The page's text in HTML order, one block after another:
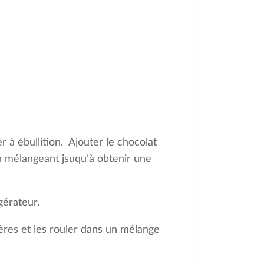
à ébullition. Ajouter le chocolat
jsuqu’à obtenir une
et les rouler dans un mélange